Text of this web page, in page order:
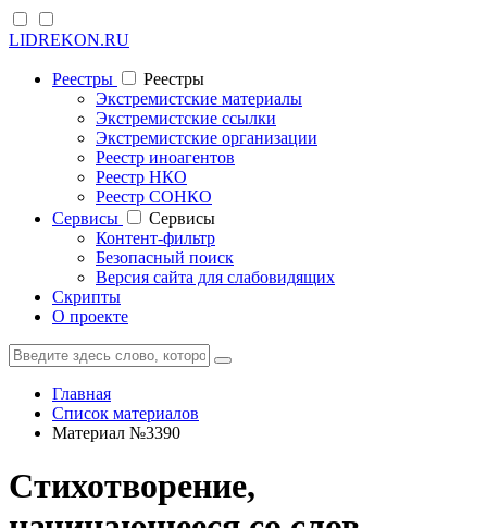
LIDREKON.RU
Реестры
Реестры
Экстремистские материалы
Экстремистские ссылки
Экстремистские организации
Реестр иноагентов
Реестр НКО
Реестр СОНКО
Cервисы
Cервисы
Контент-фильтр
Безопасный поиск
Версия сайта для слабовидящих
Скрипты
О проекте
Главная
Список материалов
Материал №3390
Стихотворение,